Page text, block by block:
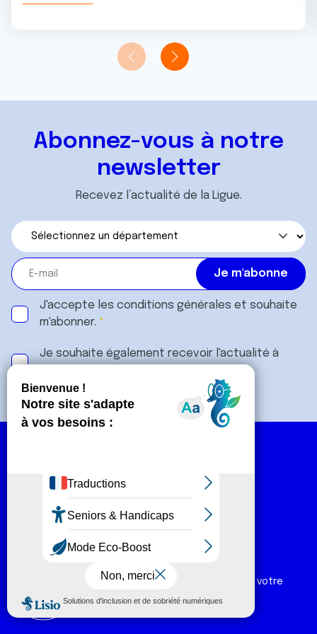
Abonnez-vous à notre
newsletter
Recevez l’actualité de la Ligue.
J'accepte les conditions générales et souhaite
m'abonner.
Je souhaite également recevoir l'actualité à
Numéro vert :0 800 940 939
Réduction fiscale :
66 % de votre don est déductible de votre
impôt sur le revenu